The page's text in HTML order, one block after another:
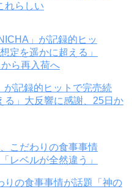
れらしい
が記録的ヒットで完売続
」大反響に感謝、25日か
りの食事事情が話題「神の